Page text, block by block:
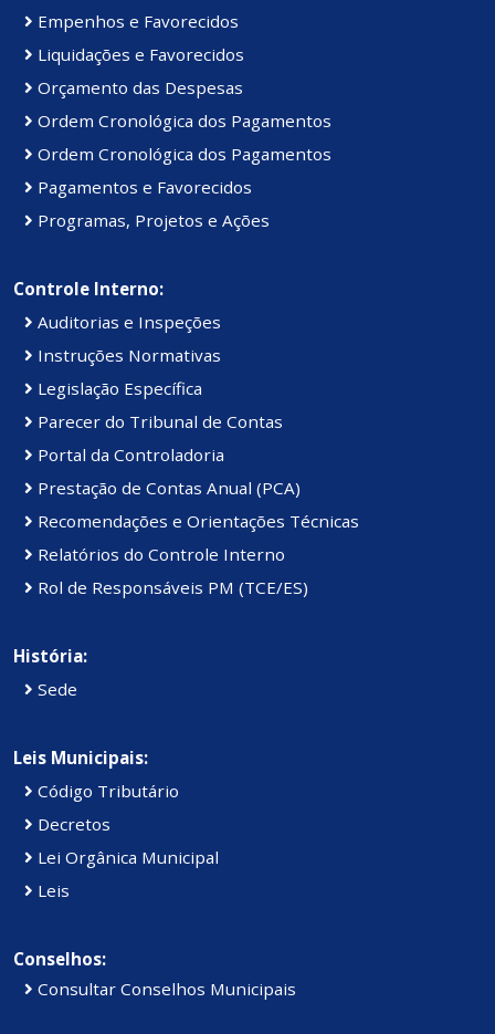
Empenhos e Favorecidos
Liquidações e Favorecidos
Orçamento das Despesas
Ordem Cronológica dos Pagamentos
Ordem Cronológica dos Pagamentos
Pagamentos e Favorecidos
Programas, Projetos e Ações
Controle Interno:
Auditorias e Inspeções
Instruções Normativas
Legislação Específica
Parecer do Tribunal de Contas
Portal da Controladoria
Prestação de Contas Anual (PCA)
Recomendações e Orientações Técnicas
Relatórios do Controle Interno
Rol de Responsáveis PM (TCE/ES)
História:
Sede
Leis Municipais:
Código Tributário
Decretos
Lei Orgânica Municipal
Leis
Conselhos:
Consultar Conselhos Municipais